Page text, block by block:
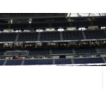
dhe
në spital pas
mungon në ndeshjet